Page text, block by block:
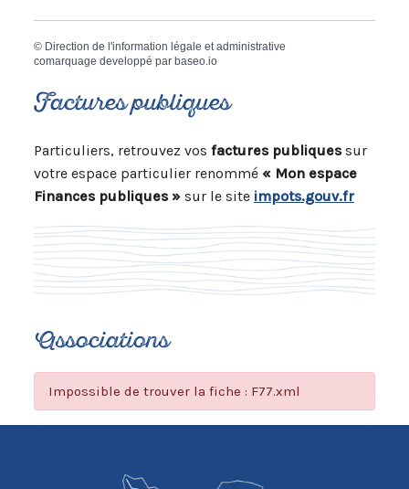
© Direction de l'information légale et administrative
comarquage developpé par baseo.io
Factures publiques
Particuliers, retrouvez vos factures publiquessur
votre espace particulier renommé « Mon espace
Finances publiques »sur le site impots.gouv.fr
Associations
Impossible de trouver la fiche : F77.xml